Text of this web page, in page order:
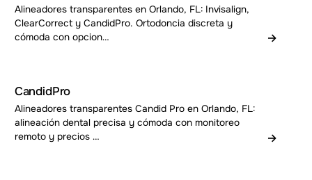
Alineadores transparentes en Orlando, FL: Invisalign,
ClearCorrect y CandidPro. Ortodoncia discreta y
cómoda con opcion…
→
CandidPro
Alineadores transparentes Candid Pro en Orlando, FL:
alineación dental precisa y cómoda con monitoreo
remoto y precios …
→